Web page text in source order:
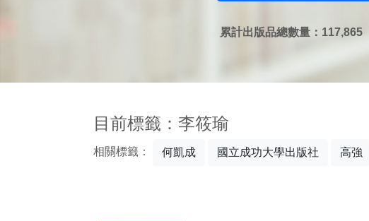
累計出版品總數量：117,865
目前標籤：李筱瑜
相關標籤： 何凱成 國立成功大學出版社 高強